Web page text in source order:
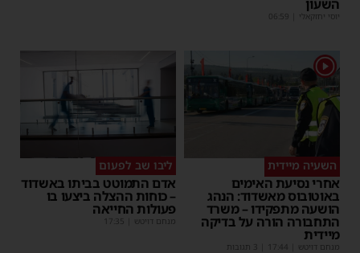
השעון
יוסי יחזקאלי 06:59
1
השעיה מיידית
אחרי נסיעת האימים
באוטובוס מאשדוד: הנהג
הושעה מתפקידו – משרד
התחבורה הורה על בדיקה
מיידית
מנחם דויטש 17:44
ליבו שב לפעום
אדם התמוטט בביתו באשדוד
– כוחות ההצלה ביצעו בו
פעולות החייאה
מנחם דויטש 17:35